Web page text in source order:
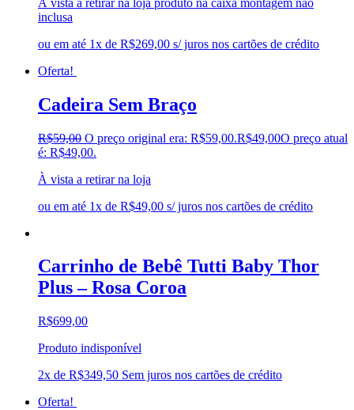
inclusa
ou em até 1x de R$269,00 s/ juros nos cartões de crédito
Oferta!
Cadeira Sem Braço
R$59,00 O preço original era: R$59,00.R$49,00O preço atual
é: R$49,00.
À vista a retirar na loja
ou em até 1x de R$49,00 s/ juros nos cartões de crédito
Carrinho de Bebê Tutti Baby Thor
Plus – Rosa Coroa
R$699,00
Produto indisponível
2x de R$349,50 Sem juros nos cartões de crédito
Oferta!